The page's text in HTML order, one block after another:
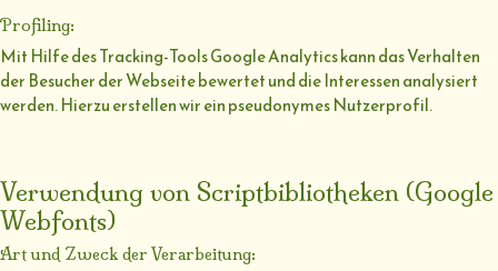
Profiling:
Mit Hilfe des Tracking-Tools Google Analytics kann das Verhalten
der Besucher der Webseite bewertet und die Interessen analysiert
werden. Hierzu erstellen wir ein pseudonymes Nutzerprofil.
Verwendung von Scriptbibliotheken (Google
Webfonts)
Art und Zweck der Verarbeitung: